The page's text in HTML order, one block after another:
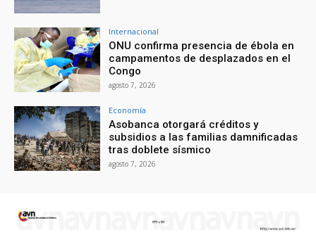
Internacional
ONU confirma presencia de ébola en
campamentos de desplazados en el
Congo
agosto 7, 2026
Economía
Asobanca otorgará créditos y
subsidios a las familias damnificadas
tras doblete sísmico
agosto 7, 2026